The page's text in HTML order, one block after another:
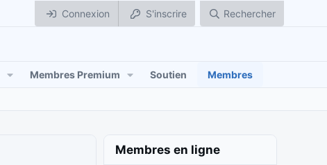
Connexion S'inscrire Rechercher
Membres Premium Soutien Membres
Membres en ligne